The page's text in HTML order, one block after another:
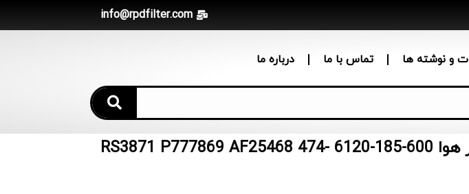
info@rpdfilter.com
و نوشته ها تماس با ما درباره ما
نام محصول : فیلتر هوا 600-185-6120 RS3871 P777869 AF25468 474-